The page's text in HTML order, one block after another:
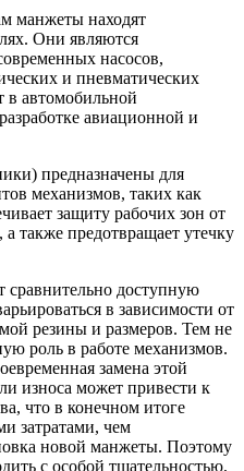
манжеты находят
Они являются
насосов,
и пневматических
в автомобильной
авиационной и
предназначены для
механизмов, таких как
защиту рабочих зон от
также предотвращает утечку
доступную
в зависимости от
резины и размеров. Тем не
роль в работе механизмов.
замена этой
износа может привести к
что в конечном итоге
затратами, чем
новой манжеты. Поэтому
с особой тщательностью,